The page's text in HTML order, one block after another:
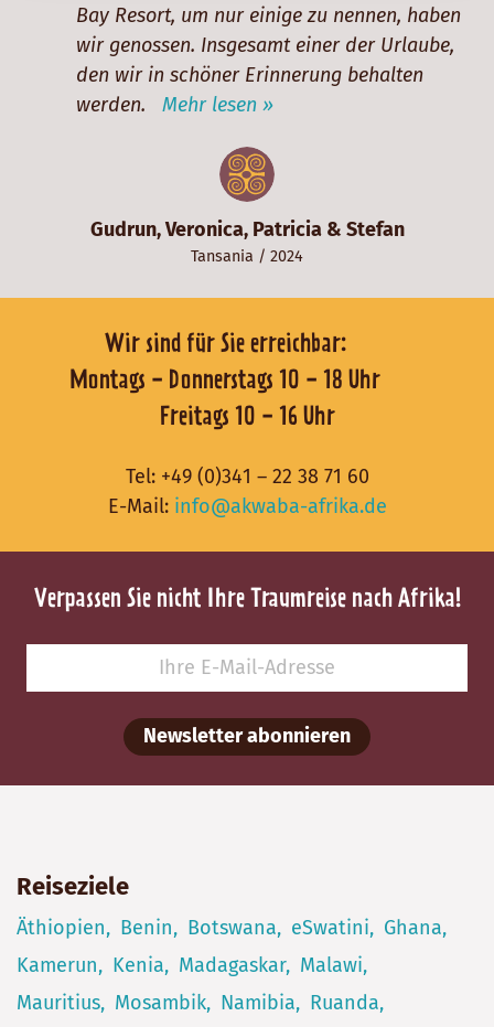
Gudrun, Veronica, Patricia & Stefan
Tansania / 2024
Bay Resort, um nur einige zu nennen, haben
wir genossen. Insgesamt einer der Urlaube,
den wir in schöner Erinnerung behalten
werden. Mehr lesen »
Wir sind für Sie erreichbar:
Montags - Donnerstags 10 - 18 Uhr
Freitags 10 - 16 Uhr
Tel: +49 (0)341 – 22 38 71 60
E-Mail: info@akwaba-afrika.de
Verpassen Sie nicht Ihre Traumreise nach Afrika!
Newsletter abonnieren
Reiseziele
Äthiopien Benin Botswana eSwatini
Ghana
Kamerun
Kenia Madagaskar
Malawi
Mauritius
Mosambik Namibia
Ruanda